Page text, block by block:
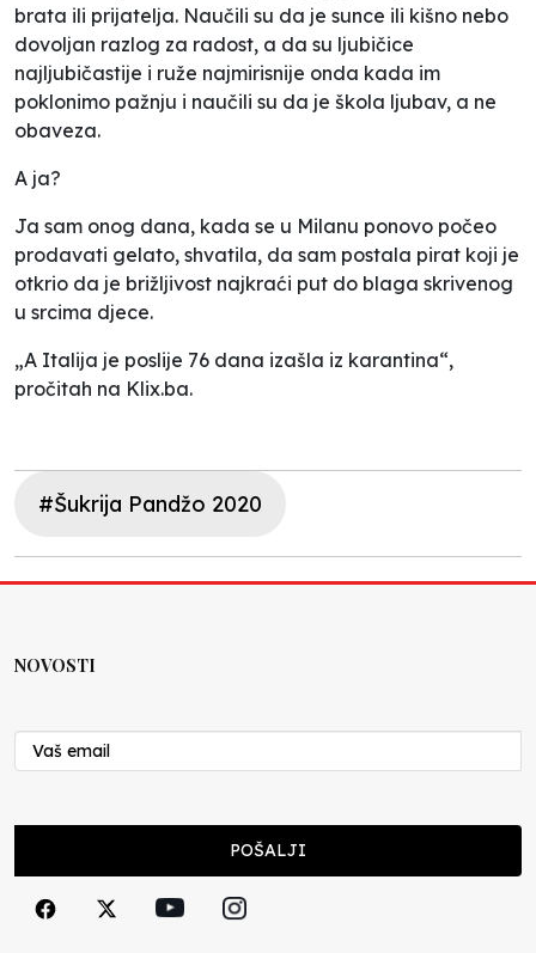
brata ili prijatelja. Naučili su da je sunce ili kišno nebo
dovoljan razlog za radost, a da su ljubičice
najljubičastije i ruže najmirisnije onda kada im
poklonimo pažnju i naučili su da je škola ljubav, a ne
obaveza.
A ja?
Ja sam onog dana, kada se u Milanu ponovo počeo
prodavati gelato, shvatila, da sam postala pirat koji je
otkrio da je brižljivost najkraći put do blaga skrivenog
u srcima djece.
„A Italija je poslije 76 dana izašla iz karantina“,
pročitah na Klix.ba.
#Šukrija Pandžo 2020
NOVOSTI
POŠALJI